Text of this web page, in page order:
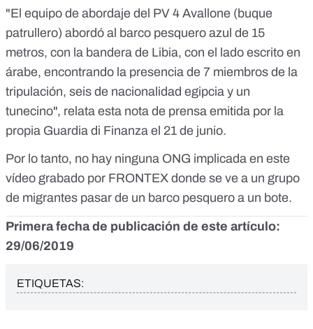
"El equipo de abordaje del PV 4 Avallone (buque
patrullero) abordó al barco pesquero azul de 15
metros, con la bandera de Libia, con el lado escrito en
árabe, encontrando la presencia de 7 miembros de la
tripulación, seis de nacionalidad egipcia y un
tunecino", relata esta nota de prensa emitida por la
propia Guardia di Finanza el 21 de junio.
Por lo tanto, no hay ninguna ONG implicada en este
vídeo grabado por FRONTEX donde se ve a un grupo
de migrantes pasar de un barco pesquero a un bote.
Primera fecha de publicación de este artículo:
29/06/2019
ETIQUETAS: